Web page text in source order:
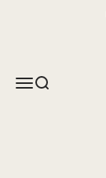
MenüSuche